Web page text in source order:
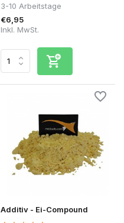
3-10 Arbeitstage
€6,95
Inkl. MwSt.
Additiv - Ei-Compound